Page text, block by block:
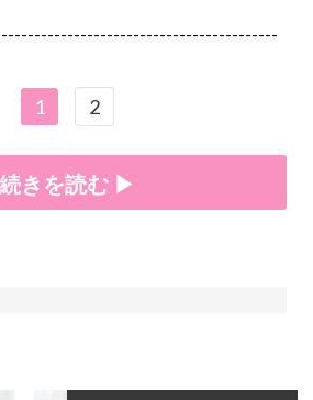
1 2
続きを読む ▶